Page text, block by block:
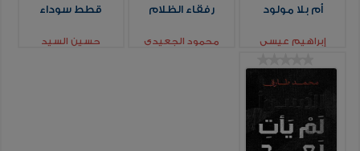
أم بلا مولود
إبراهيم عيسي
رفقاء الظلام
محمود الجعيدي
قطط سوداء
حسين السيد